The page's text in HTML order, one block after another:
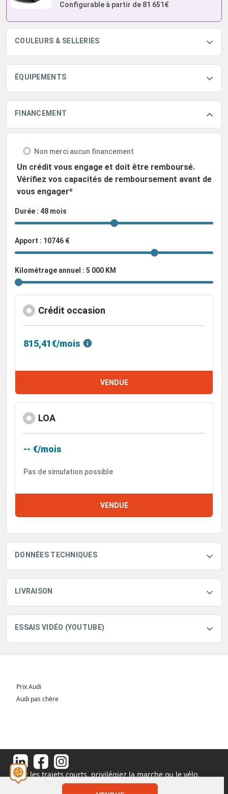
Configurable à partir de81 651€
COULEURS & SELLERIES
ÉQUIPEMENTS
FINANCEMENT
Non merci aucun financement
Un crédit vous engage et doit être remboursé.
Vérifiez vos capacités de remboursement avant de
vous engager*
Durée : 48 mois
Apport : 10746 €
Kilométrage annuel : 5 000 KM
Crédit occasion
815,41€/mois
VENDUE
LOA
-- €/mois
Pas de simulation possible
VENDUE
DONNÉES TECHNIQUES
LIVRAISON
ESSAIS VIDÉO (YOUTUBE)
Prix Audi
Audi pas chère
Pour les trajets courts, privilégiez la marche ou le vélo.
#SeDéplacerMoinsPolluer